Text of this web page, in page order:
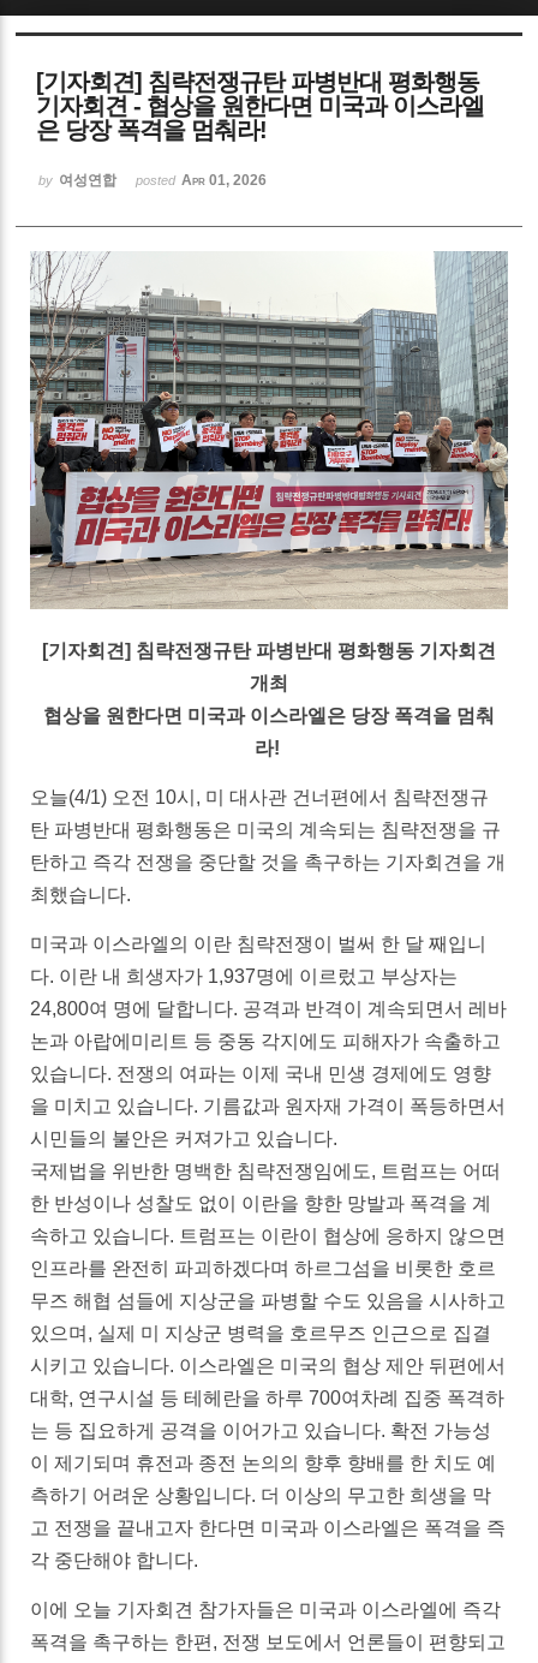
[기자회견] 침략전쟁규탄 파병반대 평화행동
기자회견 - 협상을 원한다면 미국과 이스라엘
은 당장 폭격을 멈춰라!
by 여성연합 posted Apr 01, 2026
[기자회견] 침략전쟁규탄 파병반대 평화행동 기자회견
개최
협상을 원한다면 미국과 이스라엘은 당장 폭격을 멈춰
라!
오늘(4/1) 오전 10시, 미 대사관 건너편에서 침략전쟁규
탄 파병반대 평화행동은 미국의 계속되는 침략전쟁을 규
탄하고 즉각 전쟁을 중단할 것을 촉구하는 기자회견을 개
최했습니다.
미국과 이스라엘의 이란 침략전쟁이 벌써 한 달 째입니
다. 이란 내 희생자가 1,937명에 이르렀고 부상자는
24,800여 명에 달합니다. 공격과 반격이 계속되면서 레바
논과 아랍에미리트 등 중동 각지에도 피해자가 속출하고
있습니다. 전쟁의 여파는 이제 국내 민생 경제에도 영향
을 미치고 있습니다. 기름값과 원자재 가격이 폭등하면서
시민들의 불안은 커져가고 있습니다.
국제법을 위반한 명백한 침략전쟁임에도, 트럼프는 어떠
한 반성이나 성찰도 없이 이란을 향한 망발과 폭격을 계
속하고 있습니다. 트럼프는 이란이 협상에 응하지 않으면
인프라를 완전히 파괴하겠다며 하르그섬을 비롯한 호르
무즈 해협 섬들에 지상군을 파병할 수도 있음을 시사하고
있으며, 실제 미 지상군 병력을 호르무즈 인근으로 집결
시키고 있습니다. 이스라엘은 미국의 협상 제안 뒤편에서
대학, 연구시설 등 테헤란을 하루 700여차례 집중 폭격하
는 등 집요하게 공격을 이어가고 있습니다. 확전 가능성
이 제기되며 휴전과 종전 논의의 향후 향배를 한 치도 예
측하기 어려운 상황입니다. 더 이상의 무고한 희생을 막
고 전쟁을 끝내고자 한다면 미국과 이스라엘은 폭격을 즉
각 중단해야 합니다.
이에 오늘 기자회견 참가자들은 미국과 이스라엘에 즉각
폭격을 촉구하는 한편, 전쟁 보도에서 언론들이 편향되고
Sketchbook5, 스케치북5
Sketchbook5, 스케치북5